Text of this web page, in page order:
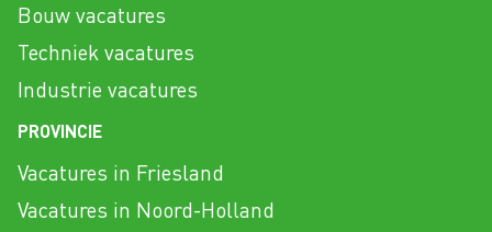
Bouw vacatures
Techniek vacatures
Industrie vacatures
PROVINCIE
Vacatures in Friesland
Vacatures in Noord-Holland